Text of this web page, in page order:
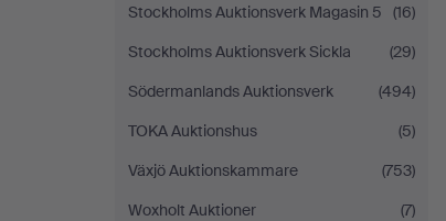
Stockholms Auktionsverk Magasin 5
(16)
Stockholms Auktionsverk Sickla
(29)
Södermanlands Auktionsverk
(494)
TOKA Auktionshus
(5)
Växjö Auktionskammare
(753)
Woxholt Auktioner
(7)